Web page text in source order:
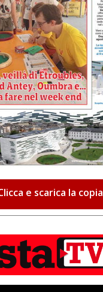
e scarica la copia